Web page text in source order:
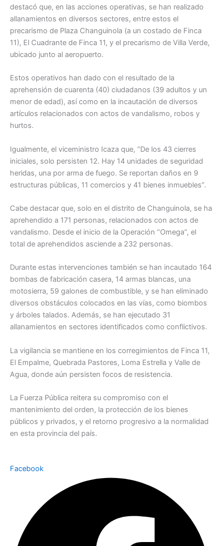
destacó que, en las acciones operativas, se han realizado
allanamientos en diversos sectores, entre estos el
precarismo de Plaza Changuinola (a un costado de Finca
11), El Cuadrante de Finca 11, y el precarismo de Villa Verde,
ubicado junto al aeropuerto.
Estos operativos han dado con el resultado de la
aprehensión de cuarenta (40) ciudadanos (39 adultos y un
menor de edad), así como en la incautación de diversos
artículos relacionados con actos de vandalismo, robos y
hurtos.
Igualmente, el viceministro Icaza que, “De los 43 cierres
iniciales, solo persisten 12. Hay 14 unidades de seguridad
heridas, una por arma de fuego. Se reportan daños en 9
estructuras públicas, 11 comercios y 41 bienes inmuebles”.
Cabe destacar que, solo en el distrito de Changuinola, se ha
aprehendido a 171 personas, relacionados con actos de
vandalismo. Desde el inicio de la Operación “Omega”, el
total de aprehendidos asciende a 232 personas.
Durante estas intervenciones también se han incautado 164
bombas de fabricación casera, 14 armas blancas, una
motosierra, 59 galones de combustible, y se han eliminado
diversos obstáculos colocados en las vías, como biombos
y árboles talados. Además, se han ejecutado 31
allanamientos en sectores identificados como conflictivos.
La vigilancia se mantiene en los corregimientos de Finca 11,
El Empalme, Quebrada Pastores, Loma Estrella y Valle de
Agua, donde aún persisten focos de resistencia.
La Fuerza Pública reitera su compromiso con el
mantenimiento del orden, la protección de los bienes
públicos y privados, y el retorno progresivo a la normalidad
en esta provincia del país.
Facebook